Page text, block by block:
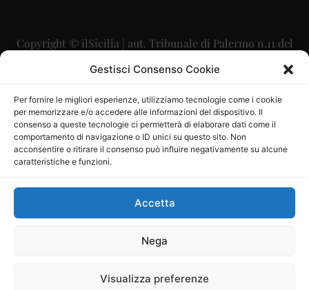
Gestisci Consenso Cookie
Per fornire le migliori esperienze, utilizziamo tecnologie come i cookie
per memorizzare e/o accedere alle informazioni del dispositivo. Il
consenso a queste tecnologie ci permetterà di elaborare dati come il
comportamento di navigazione o ID unici su questo sito. Non
acconsentire o ritirare il consenso può influire negativamente su alcune
caratteristiche e funzioni.
Accetta
Nega
Visualizza preferenze
Copyright © ilSicilia | aut. Tribunale di Palermo n.11 del
29/09/2015
Direttore Editoriale: Maurizio Scaglione
Direttore Responsabile: Maria Calabrese
P.IVA: 06334930820
Mercurio Comunicazione Società Cooperativa a r.l. è
iscritta al Registro degli Operatori di Comunicazione al
Sito gestito daLa Digitale srl–info@ladigitale.it